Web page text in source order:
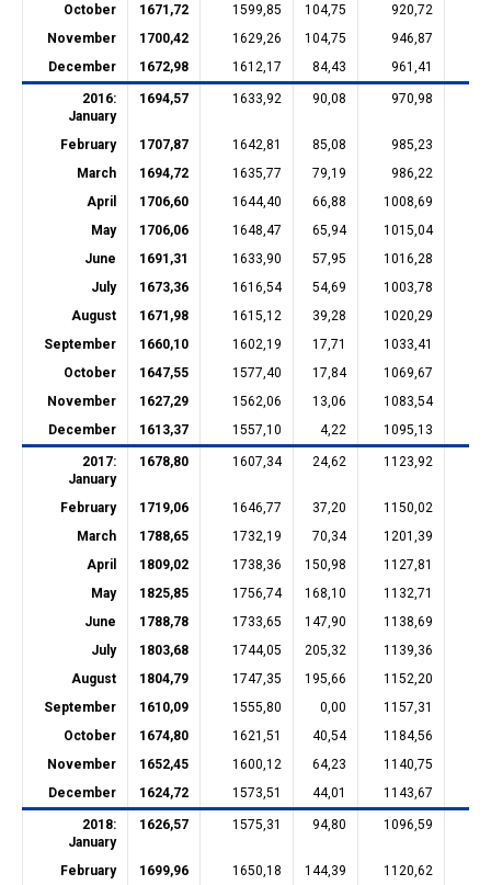
October
1671,72 1599,85 104,75 920,72
November
1700,42 1629,26 104,75 946,87
December
1672,98 1612,17 84,43 961,41
2016:
January
1694,57 1633,92 90,08 970,98
February 1707,87 1642,81 85,08 985,23
March
1694,72 1635,77 79,19 986,22
April
1706,60 1644,40 66,88 1008,69
May
1706,06 1648,47 65,94 1015,04
June
1691,31 1633,90 57,95 1016,28
July
1673,36 1616,54 54,69 1003,78
August
1671,98 1615,12 39,28 1020,29
September
1660,10 1602,19 17,71 1033,41
October
1647,55 1577,40 17,84 1069,67
November
1627,29 1562,06 13,06 1083,54
December
1613,37 1557,10 4,22 1095,13
2017:
January
1678,80 1607,34 24,62 1123,92
February 1719,06 1646,77 37,20 1150,02
March
1788,65 1732,19 70,34 1201,39
April
1809,02 1738,36 150,98 1127,81
May
1825,85 1756,74 168,10 1132,71
June
1788,78 1733,65 147,90 1138,69
July
1803,68 1744,05 205,32 1139,36
August
1804,79 1747,35 195,66 1152,20
September
1610,09 1555,80 0,00 1157,31
October
1674,80 1621,51 40,54 1184,56
November
1652,45 1600,12 64,23 1140,75
December
1624,72 1573,51 44,01 1143,67
2018:
January
1626,57 1575,31 94,80 1096,59
February 1699,96 1650,18 144,39 1120,62